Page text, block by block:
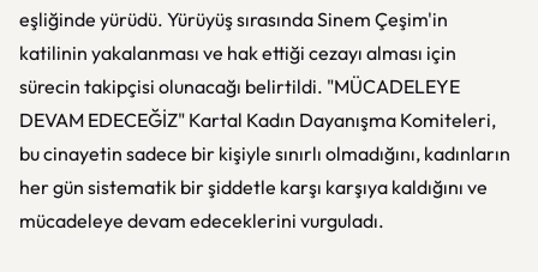
eşliğinde yürüdü. Yürüyüş sırasında Sinem Çeşim'in
katilinin yakalanması ve hak ettiği cezayı alması için
sürecin takipçisi olunacağı belirtildi. "MÜCADELEYE
DEVAM EDECEĞİZ" Kartal Kadın Dayanışma Komiteleri,
bu cinayetin sadece bir kişiyle sınırlı olmadığını, kadınların
her gün sistematik bir şiddetle karşı karşıya kaldığını ve
mücadeleye devam edeceklerini vurguladı.